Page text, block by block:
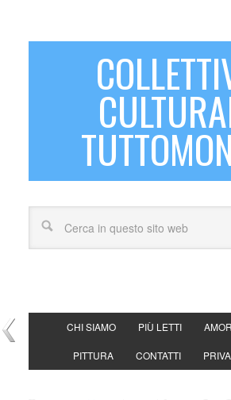
CHI SIAMO PIÙ LETTI
PITTURA CONTATTI